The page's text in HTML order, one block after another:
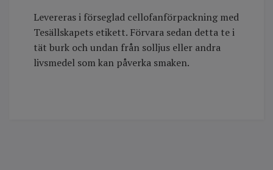
Levereras i förseglad cellofanförpackning med
Tesällskapets etikett. Förvara sedan detta te i
tät burk och undan från solljus eller andra
livsmedel som kan påverka smaken.